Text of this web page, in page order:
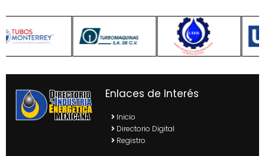
Enlaces de Interés
Inicio
Directorio Digital
Registro